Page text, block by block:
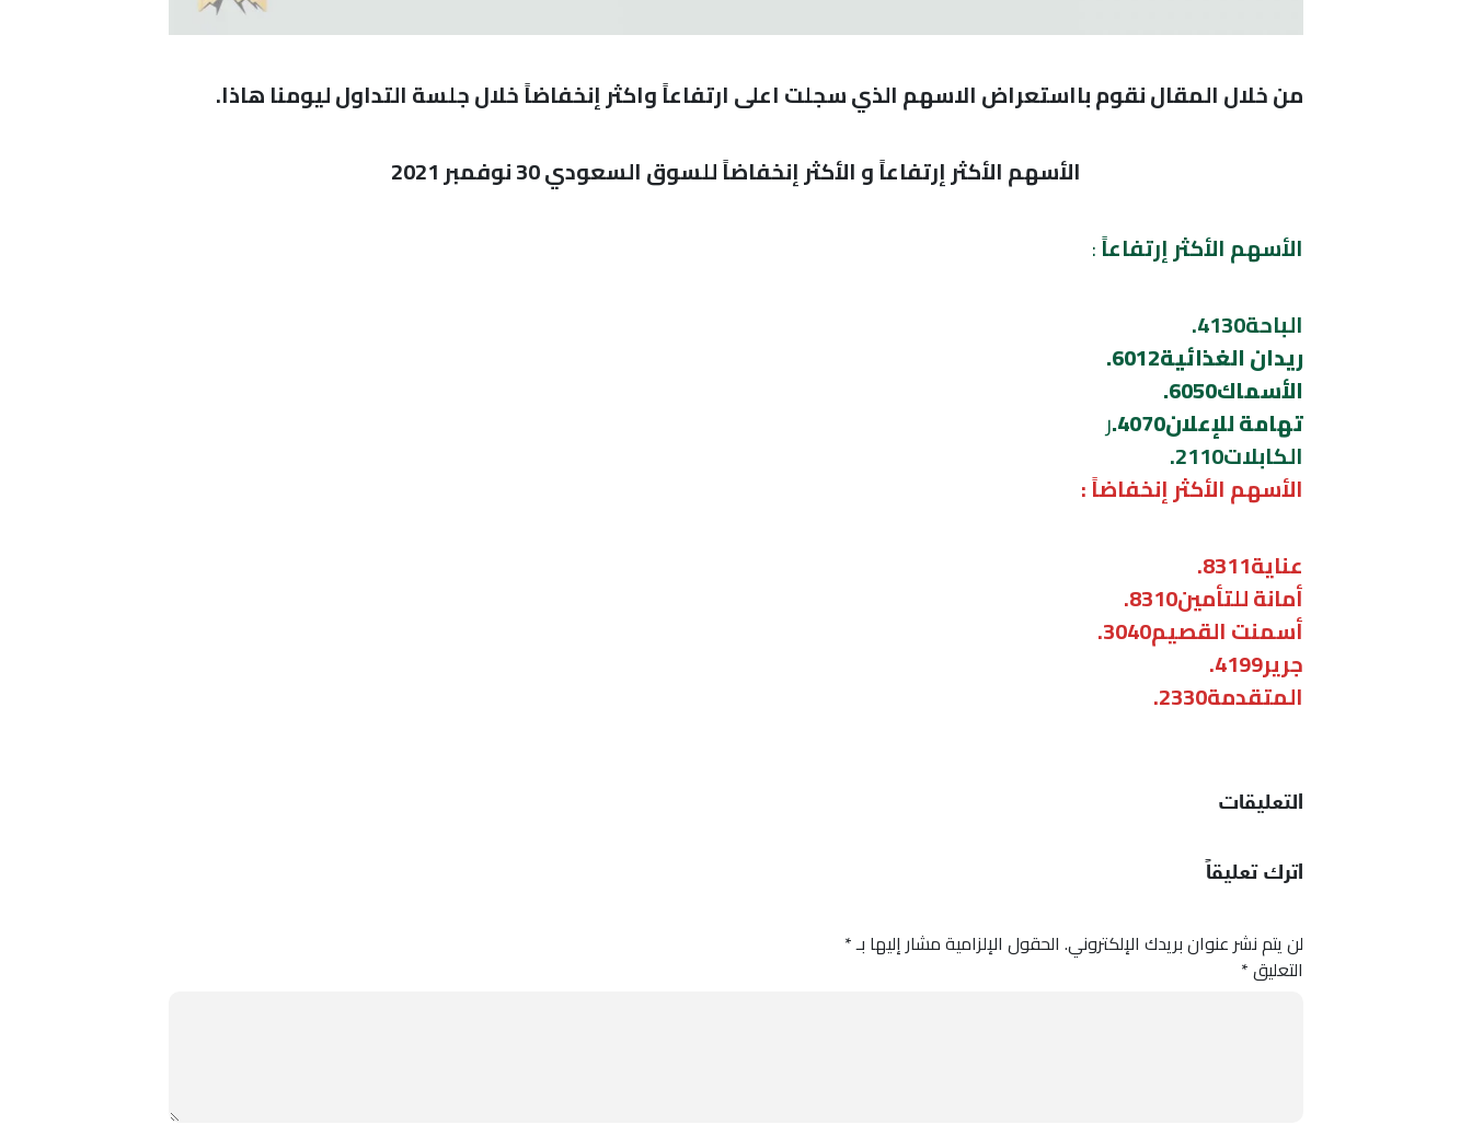
من خلال المقال نقوم بااستعراض الاسهم الذي سجلت اعلى ارتفاعاً واكثر إنخفاضاً خلال جلسة التداول ليومنا هاذا.
الأسهم الأكثر إرتفاعاً و الأكثر إنخفاضاً للسوق السعودي 30 نوفمبر 2021
الأسهم الأكثر إرتفاعاً:
الباحة4130.
ريدان الغذائية6012.
الأسماك6050.
تهامة للإعلان4070.
ر
الكابلات2110.
الأسهم الأكثر إنخفاضاً :
عناية8311.
أمانة للتأمين8310.
أسمنت القصيم3040.
جرير4199.
المتقدمة2330.
التعليقات
اترك تعليقاً
لن يتم نشر عنوان بريدك الإلكتروني. الحقول الإلزامية مشار إليها بـ*
التعليق*